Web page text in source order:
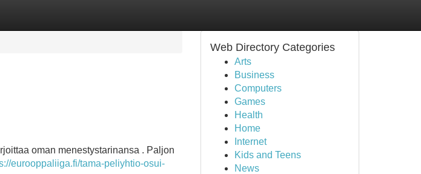
oman menestystarinansa . Paljon
eurooppaliiga.fi/tama-peliyhtio-osui-
Web Directory Categories
Arts
Business
Computers
Games
Health
Home
Internet
Kids and Teens
News